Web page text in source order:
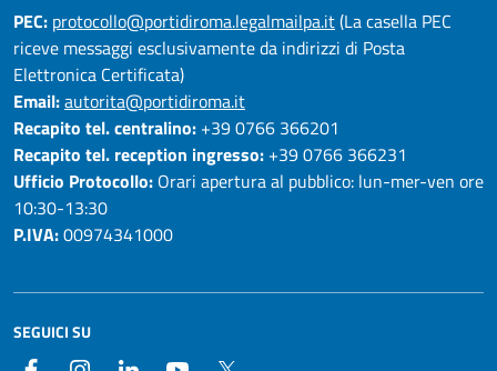
PEC: protocollo@portidiroma.legalmailpa.it(La casella PEC
riceve messaggi esclusivamente da indirizzi di Posta
Elettronica Certificata)
Email:autorita@portidiroma.it
Recapito tel. centralino: +39 0766 366201
Recapito tel. reception ingresso: +39 0766 366231
Ufficio Protocollo: Orari apertura al pubblico: lun-mer-ven ore
10:30-13:30
P.IVA:00974341000
SEGUICI SU